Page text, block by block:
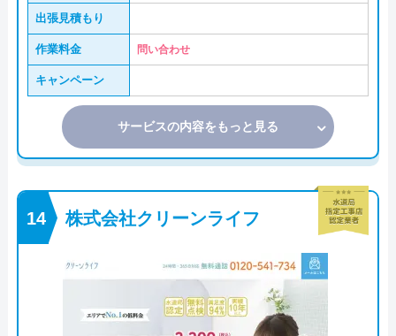
出張見積もり
作業料金 問い合わせ
キャンペーン
サービスの内容をもっと見る
株式会社クリーンライフ